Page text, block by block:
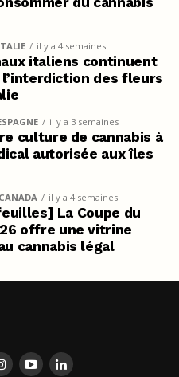
il y a 4 semaines
italiens continuent
des fleurs
il y a 3 semaines
culture de cannabis à
autorisée aux îles
il y a 4 semaines
La Coupe du
offre une vitrine
cannabis légal